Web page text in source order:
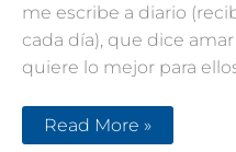
me escribe a diario
cada día), que dice
quiere lo mejor para
Cuando
te
Read More »